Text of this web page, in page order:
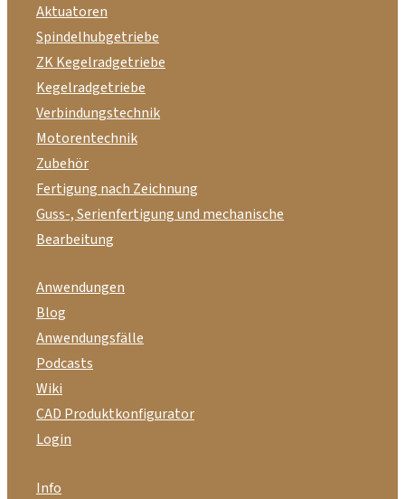
Aktuatoren
Spindelhubgetriebe
ZK Kegelradgetriebe
Kegelradgetriebe
Verbindungstechnik
Motorentechnik
Zubehör
Fertigung nach Zeichnung
Guss-, Serienfertigung und mechanische
Bearbeitung
Anwendungen
Blog
Anwendungsfälle
Podcasts
Wiki
CAD Produktkonfigurator
Login
Info